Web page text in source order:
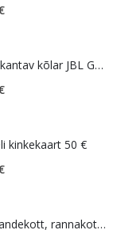
Kaasaskantav kõlar JBL GO 4, IP67, punane
kinkekaart 50 €
LOQI kandekott, rannakott, reisikott, Estravel Mountain Bag